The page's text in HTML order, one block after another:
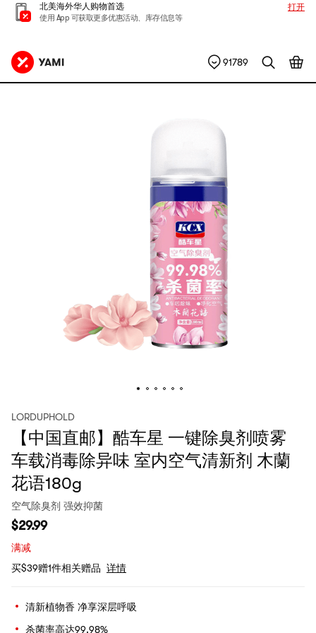
北美海外华人购物首选
使用 App 可获取更多优惠活动、库存信息等
打开
91789
LORDUPHOLD
【中国直邮】酷车星 一键除臭剂喷雾
车载消毒除异味 室内空气清新剂 木蘭
花语180g
空气除臭剂 强效抑菌
$29.99
满减
买$39赠1件相关赠品 详情
清新植物香 净享深层呼吸
杀菌率高达99.98%